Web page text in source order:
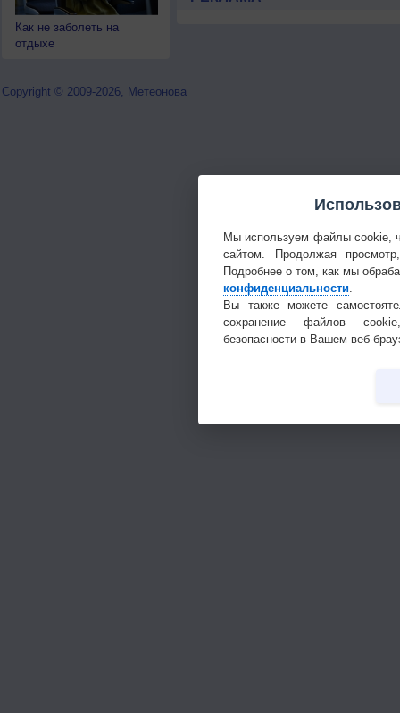
Как не заболеть на
отдыхе
Copyright © 2009-2026, Метеонова
Мы используем файлы cookie,
сайтом. Продолжая
Подробнее о том, как мы
конфиденциальности
Вы также можете
сохранение файлов
безопасности в Вашем веб-